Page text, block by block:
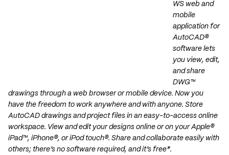
WS web and
mobile
application for
AutoCAD®
software lets
you view, edit,
and share
DWG™
drawings through a web browser or mobile device. Now you
have the freedom to work anywhere and with anyone. Store
AutoCAD drawings and project files in an easy-to-access online
workspace. View and edit your designs online or on your Apple®
iPad™, iPhone®, or iPod touch®. Share and collaborate easily with
others; there’s no software required, and it’s free*.